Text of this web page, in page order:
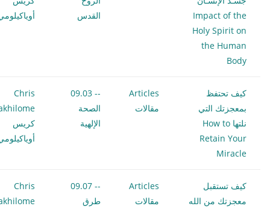
Impact of the
Holy Spirit on
the Human
Body
القدس
كيف تحتفظ
بمعجزتك التي
نلتها How to
Retain Your
Miracle
Articles
مقالات
-- 09.03
الصحة
الإلهية
Chris
كريس
كيف تستقبل
معجزتك من الله
Articles
مقالات
-- 09.07
طرق
Chris